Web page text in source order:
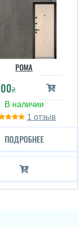
РОМА
₴
1
ПОДРОБНЕЕ